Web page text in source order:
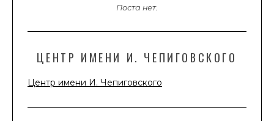
Поста нет.
ЦЕНТР ИМЕНИ И. ЧЕПИГОВСКОГО
Центр имени И. Чепиговского